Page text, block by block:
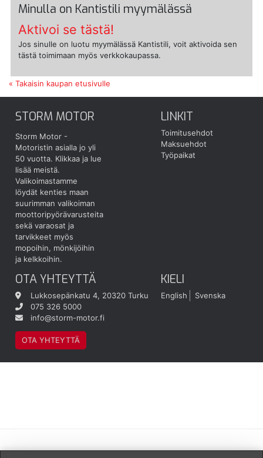
Minulla on Kantistili myymälässä
Aktivoi se tästä!
Jos sinulle on luotu myymälässä Kantistili, voit aktivoida sen
tästä toimimaan myös verkkokaupassa.
« Takaisin kaupan etusivulle
STORM MOTOR
Storm Motor -
Motoristin asialla jo yli
50 vuotta. Klikkaa ja lue
lisää meistä.
Valikoimastamme
löydät kenties maan
suurimman valikoiman
moottoripyörävarusteita
sekä varaosat ja
tarvikkeet myös
mopoihin, mönkijöihin
ja kelkkoihin.
LINKIT
Toimitusehdot
Maksuehdot
Työpaikat
OTA YHTEYTTÄ
Lukkosepänkatu 4, 20320 Turku
075 326 5000
info@storm-motor.fi
OTA YHTEYTTÄ
KIELI
English Svenska